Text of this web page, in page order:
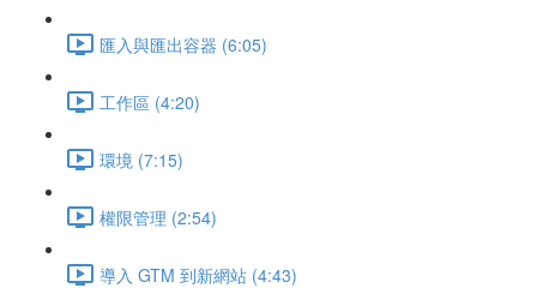
匯入與匯出容器 (6:05)
工作區 (4:20)
環境 (7:15)
權限管理 (2:54)
導入 GTM 到新網站 (4:43)